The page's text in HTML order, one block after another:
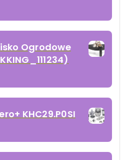
Ogrodowe
KHC29.P0SI